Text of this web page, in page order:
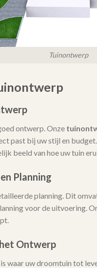
Tuinontwerp
ontwerp. Onze
past bij uw stijl en
beeld van hoe uw tuin
Planning
planning. Dit
voor de uitvoering.
Ontwerp
waar uw droomtuin tot